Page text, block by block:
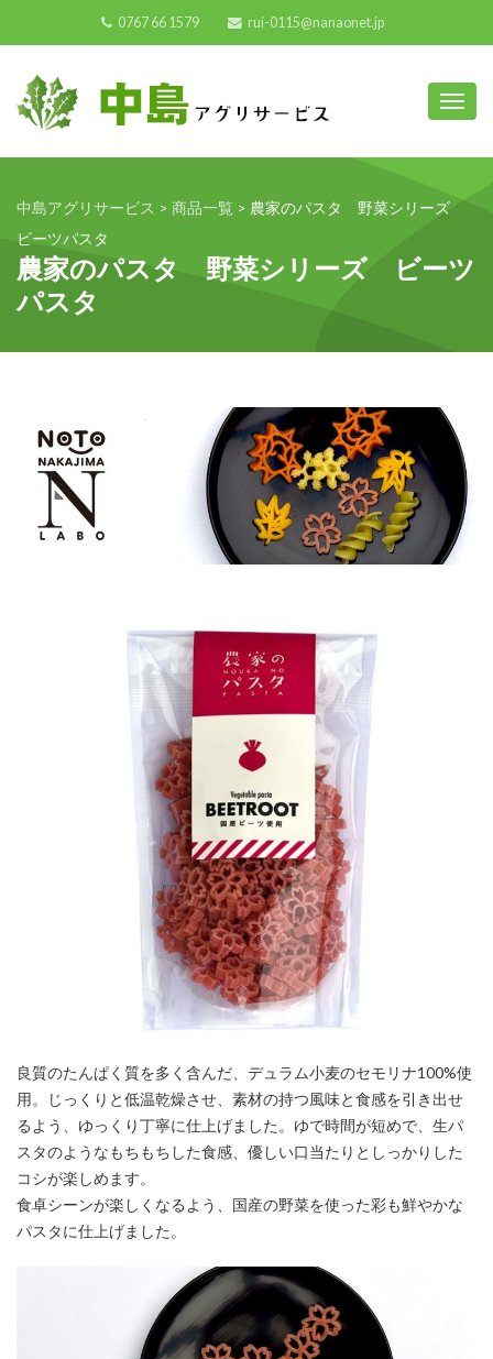
0767 66 1579 rui-0115@nanaonet.jp
中島アグリサービス > 商品一覧 > 農家のパスタ 野菜シリーズ
ビーツパスタ
農家のパスタ 野菜シリーズ ビーツ
パスタ
良質のたんぱく質を多く含んだ、デュラム小麦のセモリナ100%使
用。じっくりと低温乾燥させ、素材の持つ風味と食感を引き出せ
るよう、ゆっくり丁寧に仕上げました。ゆで時間が短めで、生パ
スタのようなもちもちした食感、優しい口当たりとしっかりした
コシが楽しめます。
食卓シーンが楽しくなるよう、国産の野菜を使った彩も鮮やかな
パスタに仕上げました。